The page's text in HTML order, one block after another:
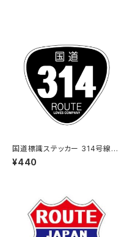
国道標識ステッカー 314号線
（ブラック）
¥440